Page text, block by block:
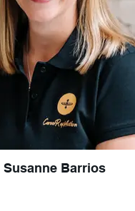
Susanne Barrios